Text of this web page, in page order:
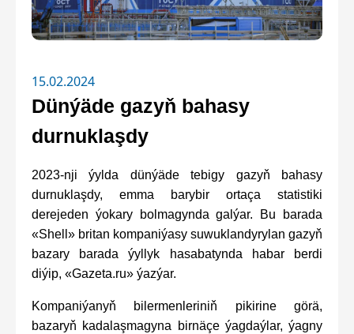
15.02.2024
Dünýäde gazyň bahasy
durnuklaşdy
2023-nji ýylda dünýäde tebigy gazyň bahasy
durnuklaşdy, emma barybir ortaça statistiki
derejeden ýokary bolmagynda galýar. Bu barada
«Shell» britan kompaniýasy suwuklandyrylan gazyň
bazary barada ýyllyk hasabatynda habar berdi
diýip, «Gazeta.ru» ýazýar.
Kompaniýanyň bilermenleriniň pikirine görä,
bazaryň kadalaşmagyna birnäçe ýagdaýlar, ýagny